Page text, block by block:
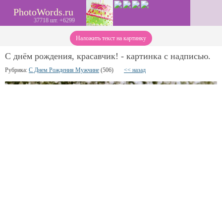
PhotoWords.ru
37718 шт. +6299
Наложить текст на картинку
С днём рождения, красавчик! - картинка с надписью.
Рубрика: С Днем Рождения Мужчине (506) << назад